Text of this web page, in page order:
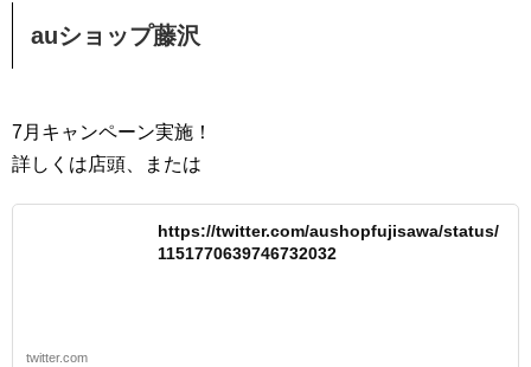
auショップ藤沢
7月キャンペーン実施！
詳しくは店頭、または
https://twitter.com/aushopfujisawa/status/
1151770639746732032
twitter.com